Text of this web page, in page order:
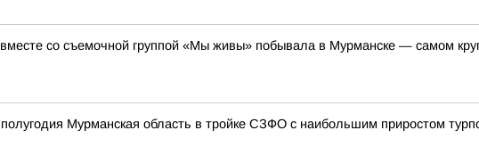
со съемочной группой «Мы живы» побывала в Мурманске — самом
Мурманская область в тройке СЗФО с наибольшим приростом